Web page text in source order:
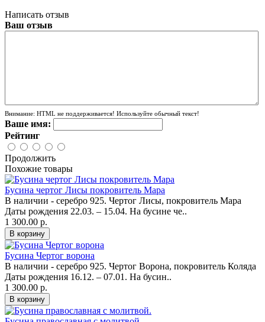
Написать отзыв
Ваш отзыв
Внимание: HTML не поддерживается! Используйте обычный текст!
Ваше имя:
Рейтинг
Продолжить
Похожие товары
Бусина чертог Лисы покровитель Мара
В наличии - серебро 925. Чертог Лисы, покровитель Мара
Даты рождения 22.03. – 15.04. На бусине че..
1 300.00 р.
Бусина Чертог ворона
В наличии - серебро 925. Чертог Ворона, покровитель Коляда
Даты рождения 16.12. – 07.01. На бусин..
1 300.00 р.